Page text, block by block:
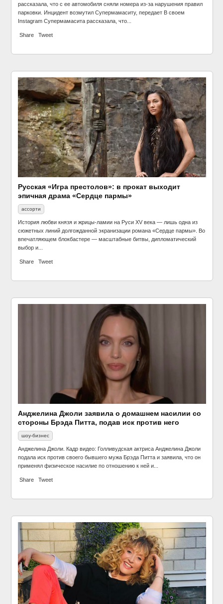
рассказала, что с ее автомобиля сняли номера из-за нарушения правил
парковки. Инцидент возмутил Супермамаситу, передает В своем
Instagram Супермамасита рассказала, что...
Share Tweet
Русская «Игра престолов»: в прокат выходит
эпичная драма «Сердце пармы»
ассорти
История любви князя и жрицы-ламии на Руси XV века — лишь одна из
сюжетных линий долгожданной экранизации романа «Сердце пармы». Во
впечатляющем блокбастере — масштабные битвы, дипломатический
выбор и...
Share Tweet
Анджелина Джоли заявила о домашнем насилии со
стороны Брэда Питта, подав иск против него
шоу-бизнес
Анджелина Джоли. Кадр видео: Голливудская актриса Анджелина Джоли
подала иск против своего бывшего мужа Брэда Питта и заявила, что он
применял физическое насилие по отношению к ней и...
Share Tweet